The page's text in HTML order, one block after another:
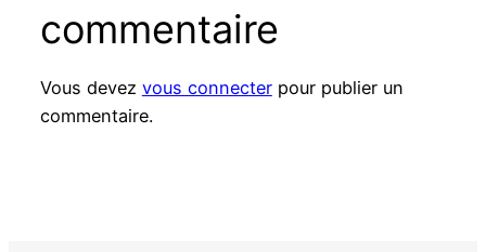
commentaire
Vous devez vous connecterpour publier un
commentaire.